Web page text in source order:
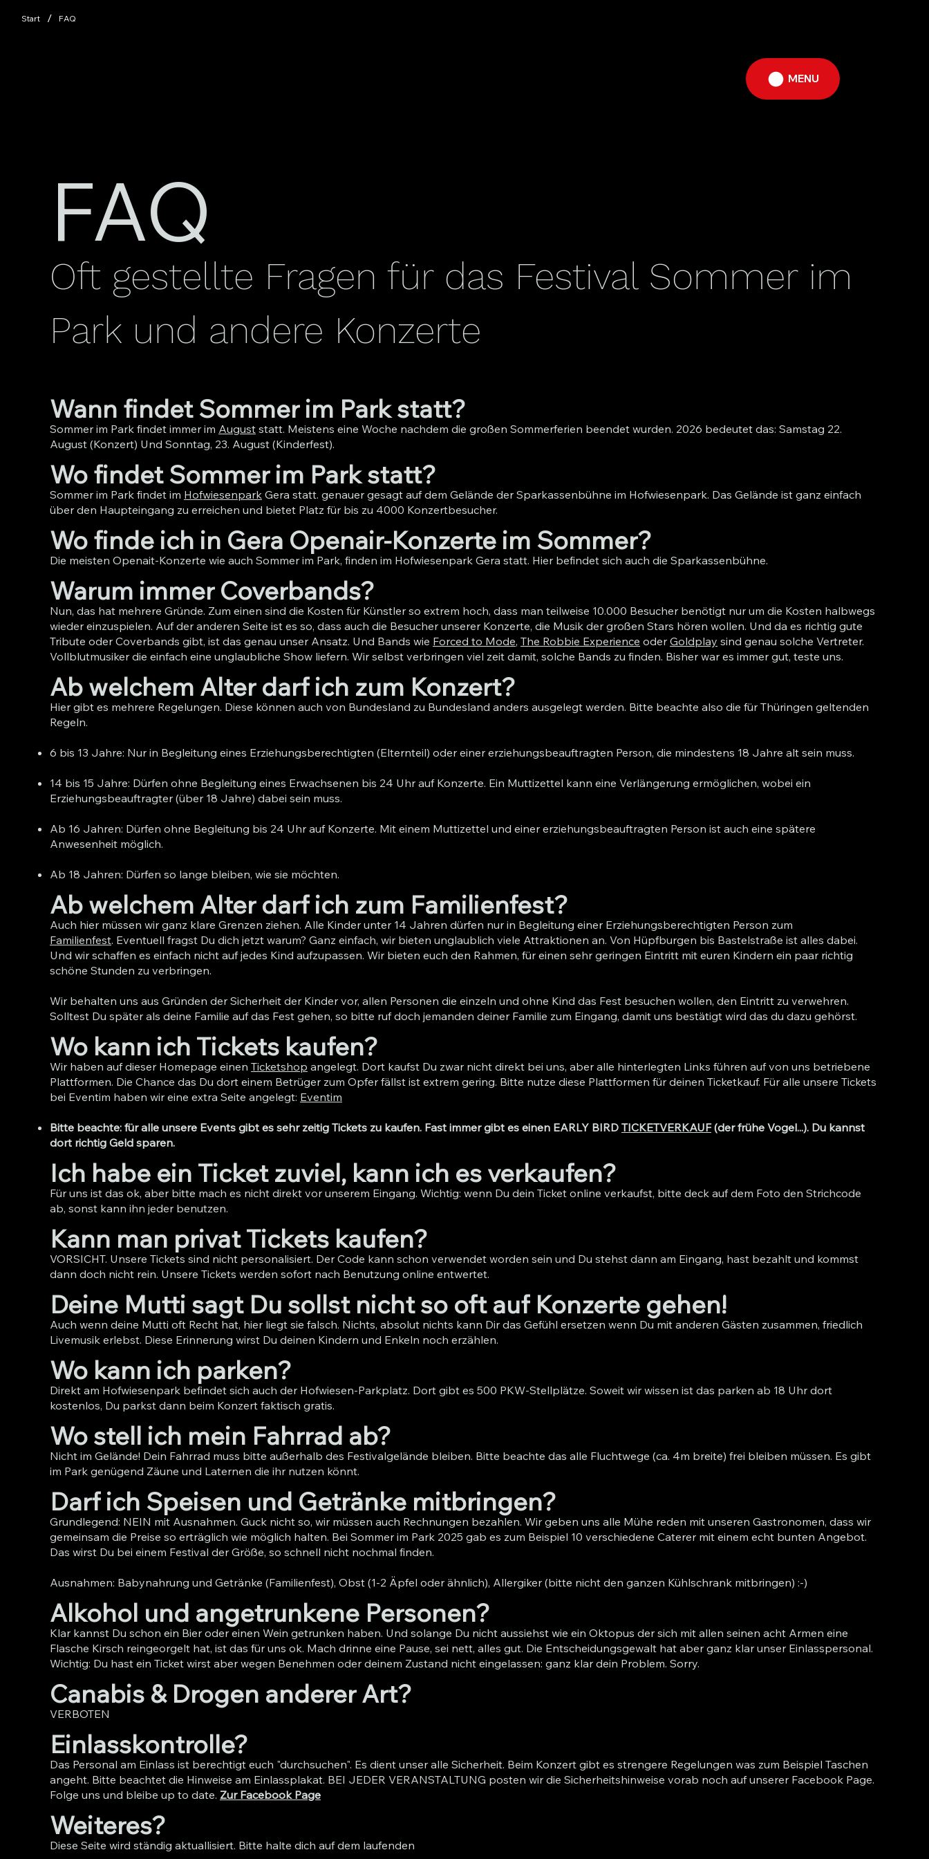
Start / FAQ
MENU
FAQ
Oft gestellte Fragen für das Festival Sommer im
Park und andere Konzerte
Wann findet Sommer im Park statt?
Sommer im Park findet immer im August statt. Meistens eine Woche nachdem die großen Sommerferien beendet wurden. 2026 bedeutet das: Samstag 22.
August (Konzert) Und Sonntag, 23. August (Kinderfest).
Wo findet Sommer im Park statt?
Sommer im Park findet im Hofwiesenpark Gera statt. genauer gesagt auf dem Gelände der Sparkassenbühne im Hofwiesenpark. Das Gelände ist ganz einfach
über den Haupteingang zu erreichen und bietet Platz für bis zu 4000 Konzertbesucher.
Wo finde ich in Gera Openair-Konzerte im Sommer?
Die meisten Openait-Konzerte wie auch Sommer im Park, finden im Hofwiesenpark Gera statt. Hier befindet sich auch die Sparkassenbühne.
Warum immer Coverbands?
Nun, das hat mehrere Gründe. Zum einen sind die Kosten für Künstler so extrem hoch, dass man teilweise 10.000 Besucher benötigt nur um die Kosten halbwegs
wieder einzuspielen. Auf der anderen Seite ist es so, dass auch die Besucher unserer Konzerte, die Musik der großen Stars hören wollen. Und da es richtig gute
Tribute oder Coverbands gibt, ist das genau unser Ansatz. Und Bands wie Forced to Mode, The Robbie Experience oder Goldplay sind genau solche Vertreter.
Vollblutmusiker die einfach eine unglaubliche Show liefern. Wir selbst verbringen viel zeit damit, solche Bands zu finden. Bisher war es immer gut, teste uns.
Ab welchem Alter darf ich zum Konzert?
Hier gibt es mehrere Regelungen. Diese können auch von Bundesland zu Bundesland anders ausgelegt werden. Bitte beachte also die für Thüringen geltenden
Regeln.
6 bis 13 Jahre: Nur in Begleitung eines Erziehungsberechtigten (Elternteil) oder einer erziehungsbeauftragten Person, die mindestens 18 Jahre alt sein muss.
14 bis 15 Jahre: Dürfen ohne Begleitung eines Erwachsenen bis 24 Uhr auf Konzerte. Ein Muttizettel kann eine Verlängerung ermöglichen, wobei ein
Erziehungsbeauftragter (über 18 Jahre) dabei sein muss.
Ab 16 Jahren: Dürfen ohne Begleitung bis 24 Uhr auf Konzerte. Mit einem Muttizettel und einer erziehungsbeauftragten Person ist auch eine spätere
Anwesenheit möglich.
Ab 18 Jahren: Dürfen so lange bleiben, wie sie möchten.
Ab welchem Alter darf ich zum Familienfest?
Auch hier müssen wir ganz klare Grenzen ziehen. Alle Kinder unter 14 Jahren dürfen nur in Begleitung einer Erziehungsberechtigten Person zum
Familienfest. Eventuell fragst Du dich jetzt warum? Ganz einfach, wir bieten unglaublich viele Attraktionen an. Von Hüpfburgen bis Bastelstraße ist alles dabei.
Und wir schaffen es einfach nicht auf jedes Kind aufzupassen. Wir bieten euch den Rahmen, für einen sehr geringen Eintritt mit euren Kindern ein paar richtig
schöne Stunden zu verbringen.
Wir behalten uns aus Gründen der Sicherheit der Kinder vor, allen Personen die einzeln und ohne Kind das Fest besuchen wollen, den Eintritt zu verwehren.
Solltest Du später als deine Familie auf das Fest gehen, so bitte ruf doch jemanden deiner Familie zum Eingang, damit uns bestätigt wird das du dazu gehörst.
Wo kann ich Tickets kaufen?
Wir haben auf dieser Homepage einen Ticketshop angelegt. Dort kaufst Du zwar nicht direkt bei uns, aber alle hinterlegten Links führen auf von uns betriebene
Plattformen. Die Chance das Du dort einem Betrüger zum Opfer fällst ist extrem gering. Bitte nutze diese Plattformen für deinen Ticketkauf. Für alle unsere Tickets
bei Eventim haben wir eine extra Seite angelegt: Eventim
Bitte beachte: für alle unsere Events gibt es sehr zeitig Tickets zu kaufen. Fast immer gibt es einen EARLY BIRD TICKETVERKAUF(der frühe Vogel...). Du kannst
dort richtig Geld sparen.
Ich habe ein Ticket zuviel, kann ich es verkaufen?
Für uns ist das ok, aber bitte mach es nicht direkt vor unserem Eingang. Wichtig: wenn Du dein Ticket online verkaufst, bitte deck auf dem Foto den Strichcode
ab, sonst kann ihn jeder benutzen.
Kann man privat Tickets kaufen?
VORSICHT. Unsere Tickets sind nicht personalisiert. Der Code kann schon verwendet worden sein und Du stehst dann am Eingang, hast bezahlt und kommst
dann doch nicht rein. Unsere Tickets werden sofort nach Benutzung online entwertet.
Deine Mutti sagt Du sollst nicht so oft auf Konzerte gehen!
Auch wenn deine Mutti oft Recht hat, hier liegt sie falsch. Nichts, absolut nichts kann Dir das Gefühl ersetzen wenn Du mit anderen Gästen zusammen, friedlich
Livemusik erlebst. Diese Erinnerung wirst Du deinen Kindern und Enkeln noch erzählen.
Wo kann ich parken?
Direkt am Hofwiesenpark befindet sich auch der Hofwiesen-Parkplatz. Dort gibt es 500 PKW-Stellplätze. Soweit wir wissen ist das parken ab 18 Uhr dort
kostenlos, Du parkst dann beim Konzert faktisch gratis.
Wo stell ich mein Fahrrad ab?
Nicht im Gelände! Dein Fahrrad muss bitte außerhalb des Festivalgelände bleiben. Bitte beachte das alle Fluchtwege (ca. 4m breite) frei bleiben müssen. Es gibt
im Park genügend Zäune und Laternen die ihr nutzen könnt.
Darf ich Speisen und Getränke mitbringen?
Grundlegend: NEIN mit Ausnahmen. Guck nicht so, wir müssen auch Rechnungen bezahlen. Wir geben uns alle Mühe reden mit unseren Gastronomen, dass wir
gemeinsam die Preise so erträglich wie möglich halten. Bei Sommer im Park 2025 gab es zum Beispiel 10 verschiedene Caterer mit einem echt bunten Angebot.
Das wirst Du bei einem Festival der Größe, so schnell nicht nochmal finden.
Ausnahmen: Babynahrung und Getränke (Familienfest), Obst (1-2 Äpfel oder ähnlich), Allergiker (bitte nicht den ganzen Kühlschrank mitbringen) :-)
Alkohol und angetrunkene Personen?
Klar kannst Du schon ein Bier oder einen Wein getrunken haben. Und solange Du nicht aussiehst wie ein Oktopus der sich mit allen seinen acht Armen eine
Flasche Kirsch reingeorgelt hat, ist das für uns ok. Mach drinne eine Pause, sei nett, alles gut. Die Entscheidungsgewalt hat aber ganz klar unser Einlasspersonal.
Wichtig: Du hast ein Ticket wirst aber wegen Benehmen oder deinem Zustand nicht eingelassen: ganz klar dein Problem. Sorry.
Canabis & Drogen anderer Art?
VERBOTEN
Einlasskontrolle?
Das Personal am Einlass ist berechtigt euch "durchsuchen". Es dient unser alle Sicherheit. Beim Konzert gibt es strengere Regelungen was zum Beispiel Taschen
angeht. Bitte beachtet die Hinweise am Einlassplakat. BEI JEDER VERANSTALTUNG posten wir die Sicherheitshinweise vorab noch auf unserer Facebook Page.
Folge uns und bleibe up to date. Zur Facebook Page
Weiteres?
Diese Seite wird ständig aktuallisiert. Bitte halte dich auf dem laufenden